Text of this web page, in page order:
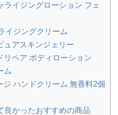
イジングローション フェ
イジングクリーム
ュアスキンジェリー
リペア ボディローション
ム
ハンドクリーム 無香料2個
良かったおすすめの商品